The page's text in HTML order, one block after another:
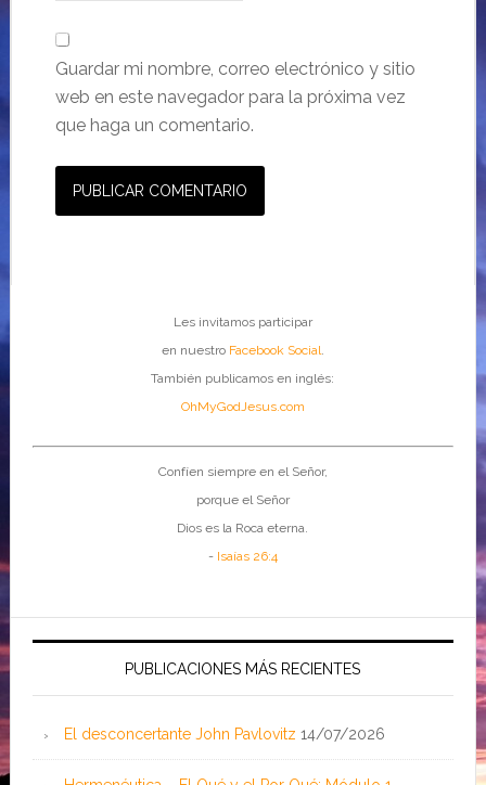
Guardar mi nombre, correo electrónico y sitio
web en este navegador para la próxima vez
que haga un comentario.
Les invitamos participar
en nuestro Facebook Social.
También publicamos en inglés:
OhMyGodJesus.com
Confíen siempre en el Señor,
porque el Señor
Dios es la Roca eterna.
- Isaías 26:4
PUBLICACIONES MÁS RECIENTES
El desconcertante John Pavlovitz 14/07/2026